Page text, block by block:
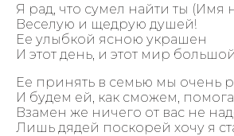
Я рад, что сумел найти ты (Имя
Веселую и щедрую душей!
Ее улыбкой ясною украшен
И этот день, и этот мир большой.
Ее принять в семью мы очень
И будем ей, как сможем,
Взамен же ничего от вас не
Лишь дядей поскорей хочу я